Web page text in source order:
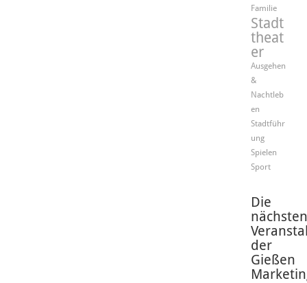
Familie
Stadt
theat
er
Ausgehen
&
Nachtleb
en
Stadtführ
ung
Spielen
Sport
Die
nächsten
der
Gießen